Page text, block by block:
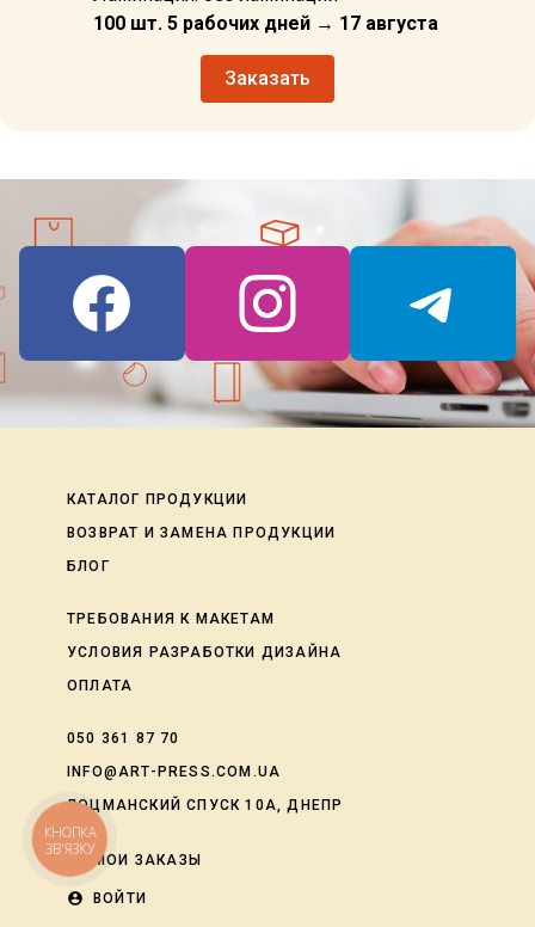
100 шт. 5 рабочих дней → 17 августа
Заказать
КАТАЛОГ ПРОДУКЦИИ
ВОЗВРАТ И ЗАМЕНА ПРОДУКЦИИ
БЛОГ
ТРЕБОВАНИЯ К МАКЕТАМ
УСЛОВИЯ РАЗРАБОТКИ ДИЗАЙНА
ОПЛАТА
050 361 87 70
INFO@ART-PRESS.COM.UA
ЛОЦМАНСКИЙ СПУСК 10А, ДНЕПР
МОИ ЗАКАЗЫ
account_circle ВОЙТИ
КНОПКА
ЗВ'ЯЗКУ